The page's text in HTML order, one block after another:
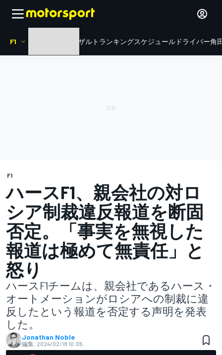
F1 リザルト ランキングスケジュール ドライバー角
F1
ハースF1、親会社の対ロ
シア制裁違反報道を断固
否定。「事実を無視した
報道は極めて無責任」と
怒り
ハースF1チームは、親会社であるハース・
オートメーションがロシアへの制裁に違
反したという報道を否定する声明を発表
した。
Jonathan Noble
編集: 2024/02/18 10:05